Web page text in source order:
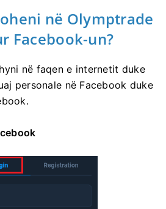
në Olymptrade
Facebook-un?
në faqen e internetit duke
personale në Facebook duke